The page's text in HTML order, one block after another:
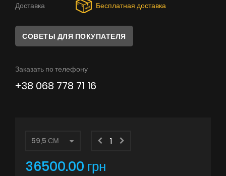
Советы
Сервис
Доставка
Бесплатная доставка
СОВЕТЫ ДЛЯ ПОКУПАТЕЛЯ
Заказать по телефону
+38 068 778 71 16
36500.00 грн